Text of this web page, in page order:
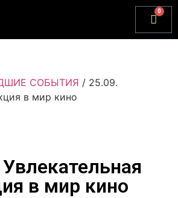
0
СОБЫТИЯ / 25.09.
в мир кино
в мир кино